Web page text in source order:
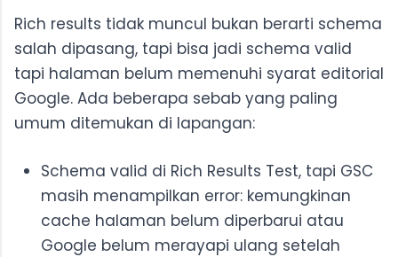
Rich results tidak muncul bukan berarti schema
salah dipasang, tapi bisa jadi schema valid
tapi halaman belum memenuhi syarat editorial
Google. Ada beberapa sebab yang paling
umum ditemukan di lapangan:
Schema valid di Rich Results Test, tapi GSC
masih menampilkan error: kemungkinan
cache halaman belum diperbarui atau
Google belum merayapi ulang setelah